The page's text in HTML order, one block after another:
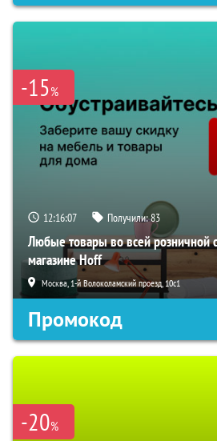
-15%
12:16:06 Получили:83
Любые товары во всей розничной
магазине Hoff
Москва, 1-й Волоколамский проезд, 10с1
Промокод
-20%